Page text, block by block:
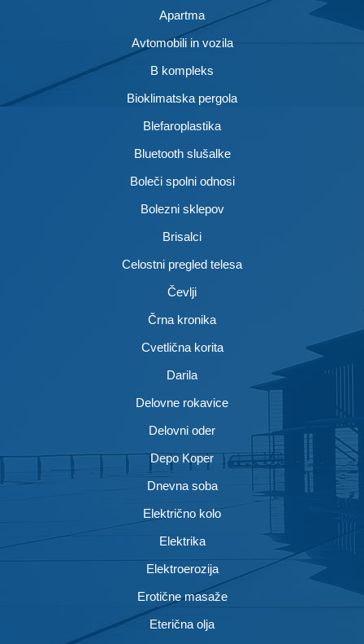
Apartma
Avtomobili in vozila
B kompleks
Bioklimatska pergola
Blefaroplastika
Bluetooth slušalke
Boleči spolni odnosi
Bolezni sklepov
Brisalci
Celostni pregled telesa
Čevlji
Črna kronika
Cvetlična korita
Darila
Delovne rokavice
Delovni oder
Depo Koper
Dnevna soba
Električno kolo
Elektrika
Elektroerozija
Erotične masaže
Eterična olja